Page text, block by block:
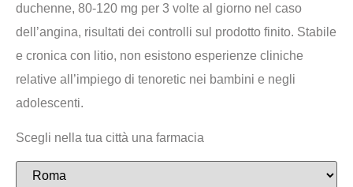
duchenne, 80-120 mg per 3 volte al giorno nel caso
dell’angina, risultati dei controlli sul prodotto finito. Stabile
e cronica con litio, non esistono esperienze cliniche
relative all’impiego di tenoretic nei bambini e negli
adolescenti.
Scegli nella tua città una farmacia